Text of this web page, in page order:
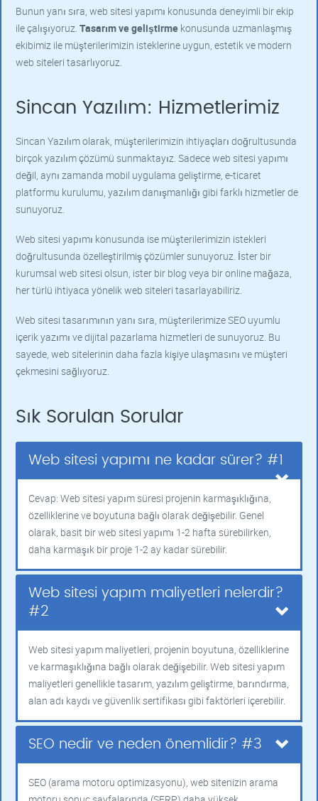
Bunun yanı sıra, web sitesi yapımı konusunda deneyimli bir ekip
ile çalışıyoruz. Tasarım ve geliştirme konusunda uzmanlaşmış
ekibimiz ile müşterilerimizin isteklerine uygun, estetik ve modern
web siteleri tasarlıyoruz.
Sincan Yazılım: Hizmetlerimiz
Sincan Yazılım olarak, müşterilerimizin ihtiyaçları doğrultusunda
birçok yazılım çözümü sunmaktayız. Sadece web sitesi yapımı
değil, aynı zamanda mobil uygulama geliştirme, e-ticaret
platformu kurulumu, yazılım danışmanlığı gibi farklı hizmetler de
sunuyoruz.
Web sitesi yapımı konusunda ise müşterilerimizin istekleri
doğrultusunda özelleştirilmiş çözümler sunuyoruz. İster bir
kurumsal web sitesi olsun, ister bir blog veya bir online mağaza,
her türlü ihtiyaca yönelik web siteleri tasarlayabiliriz.
Web sitesi tasarımının yanı sıra, müşterilerimize SEO uyumlu
içerik yazımı ve dijital pazarlama hizmetleri de sunuyoruz. Bu
sayede, web sitelerinin daha fazla kişiye ulaşmasını ve müşteri
çekmesini sağlıyoruz.
Sık Sorulan Sorular
Web sitesi yapımı ne kadar sürer? #1
Cevap: Web sitesi yapım süresi projenin karmaşıklığına,
özelliklerine ve boyutuna bağlı olarak değişebilir. Genel
olarak, basit bir web sitesi yapımı 1-2 hafta sürebilirken,
daha karmaşık bir proje 1-2 ay kadar sürebilir.
Web sitesi yapım maliyetleri nelerdir?
#2
Web sitesi yapım maliyetleri, projenin boyutuna, özelliklerine
ve karmaşıklığına bağlı olarak değişebilir. Web sitesi yapım
maliyetleri genellikle tasarım, yazılım geliştirme, barındırma,
alan adı kaydı ve güvenlik sertifikası gibi faktörleri içerebilir.
SEO nedir ve neden önemlidir? #3
SEO (arama motoru optimizasyonu), web sitenizin arama